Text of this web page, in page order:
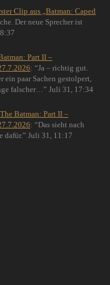
Clip aus „Batman: Caped
Der neue Sprecher ist
Part II –
: “Ja – richtig gut.
ein paar Sachen gestolpert,
falscher… ” Juli 31, 17:34
The Batman: Part II –
: “Das sieht nach
dafür. ” Juli 31, 11:17